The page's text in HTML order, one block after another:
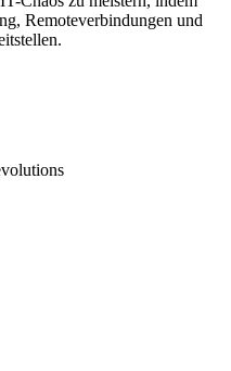
Remoteverbindungen und